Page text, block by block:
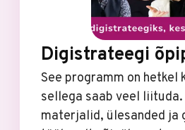
Digistrateegi
See programm on hetkel
sellega saab veel
materjalid, ülesanded ja